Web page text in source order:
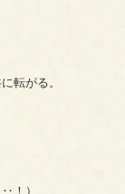
転がる。
！）